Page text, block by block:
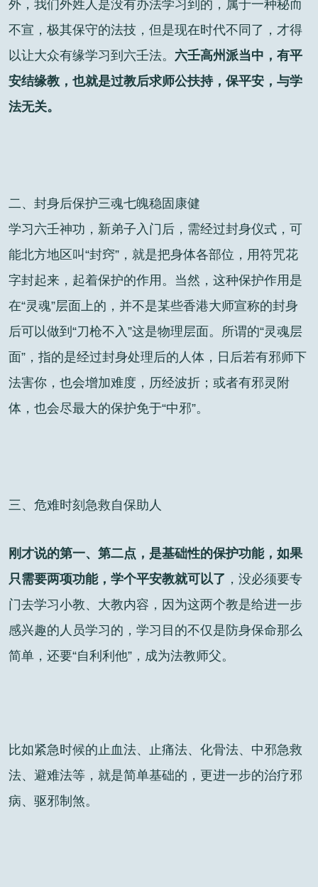
外，我们外姓人是没有办法学习到的，属于一种秘而
不宣，极其保守的法技，但是现在时代不同了，才得
以让大众有缘学习到六壬法。 六壬高州派当中，有平
安结缘教，也就是过教后求师公扶持，保平安，与学
法无关。
二、封身后保护三魂七魄稳固康健
学习六壬神功，新弟子入门后，需经过封身仪式，可
能北方地区叫“封窍”，就是把身体各部位，用符咒花
字封起来，起着保护的作用。当然，这种保护作用是
在“灵魂”层面上的，并不是某些香港大师宣称的封身
后可以做到“刀枪不入”这是物理层面。所谓的“灵魂层
面”，指的是经过封身处理后的人体，日后若有邪师下
法害你，也会增加难度，历经波折；或者有邪灵附
体，也会尽最大的保护免于“中邪”。
三、危难时刻急救自保助人
刚才说的第一、第二点，是基础性的保护功能，如果
只需要两项功能，学个平安教就可以了 ，没必须要专
门去学习小教、大教内容，因为这两个教是给进一步
感兴趣的人员学习的，学习目的不仅是防身保命那么
简单，还要“自利利他”，成为法教师父。
比如紧急时候的止血法、止痛法、化骨法、中邪急救
法、避难法等，就是简单基础的，更进一步的治疗邪
病、驱邪制煞。